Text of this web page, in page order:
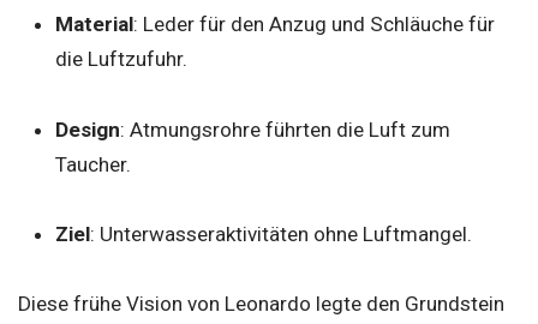
Material: Leder für den Anzug und Schläuche für
die Luftzufuhr.
Design: Atmungsrohre führten die Luft zum
Taucher.
Ziel: Unterwasseraktivitäten ohne Luftmangel.
Diese frühe Vision von Leonardo legte den Grundstein